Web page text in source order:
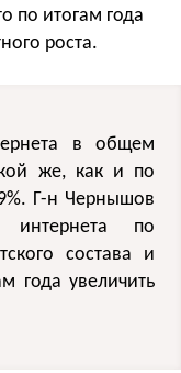
по итогам года
роста.
в общем
же, как и по
Г-н Чернышов
интернета по
состава и
года увеличить